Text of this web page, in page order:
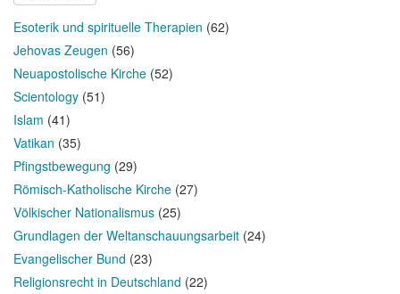
Esoterik und spirituelle Therapien (62)
Jehovas Zeugen (56)
Neuapostolische Kirche (52)
Scientology (51)
Islam (41)
Vatikan (35)
Pfingstbewegung (29)
Römisch-Katholische Kirche (27)
Völkischer Nationalismus (25)
Grundlagen der Weltanschauungsarbeit (24)
Evangelischer Bund (23)
Religionsrecht in Deutschland (22)